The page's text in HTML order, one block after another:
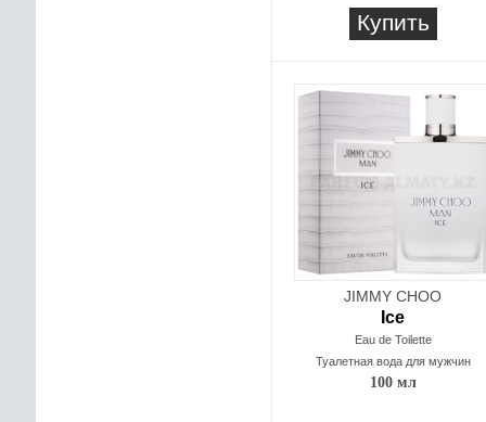
Купить
JIMMY CHOO
Ice
Eau de Toilette
Туалетная вода для мужчин
100 мл